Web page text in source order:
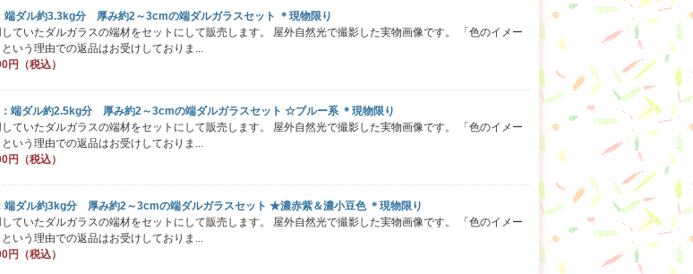
端ダル約3.3kg分 厚み約2～3cmの端ダルガラスセット ＊現物限り
ていたダルガラスの端材をセットにして販売します。 屋外自然光で撮影した実物画像です。 「色のイメー
いう理由での返品はお受けしておりま...
円（税込）
端ダル約2.5kg分 厚み約2～3cmの端ダルガラスセット ☆ブルー系 ＊現物限り
ていたダルガラスの端材をセットにして販売します。 屋外自然光で撮影した実物画像です。 「色のイメー
いう理由での返品はお受けしておりま...
円（税込）
端ダル約3kg分 厚み約2～3cmの端ダルガラスセット ★濃赤紫＆濃小豆色 ＊現物限り
ていたダルガラスの端材をセットにして販売します。 屋外自然光で撮影した実物画像です。 「色のイメー
いう理由での返品はお受けしておりま...
円（税込）